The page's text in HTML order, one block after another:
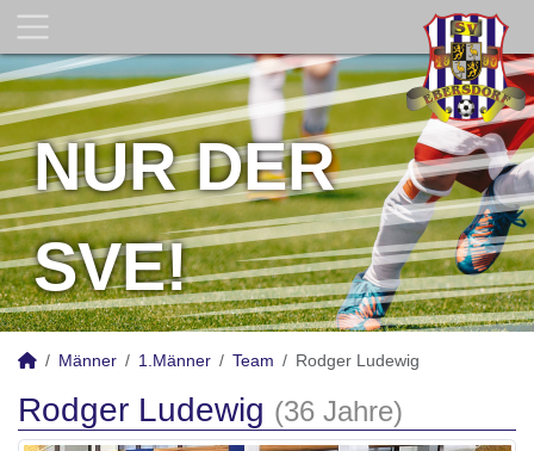
NUR DER
SVE!
Männer 1.Männer Team Rodger Ludewig
Rodger Ludewig (36 Jahre)